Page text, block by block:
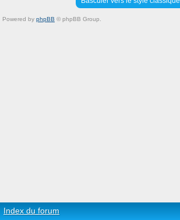
Powered by phpBB © phpBB Group.
Index du forum